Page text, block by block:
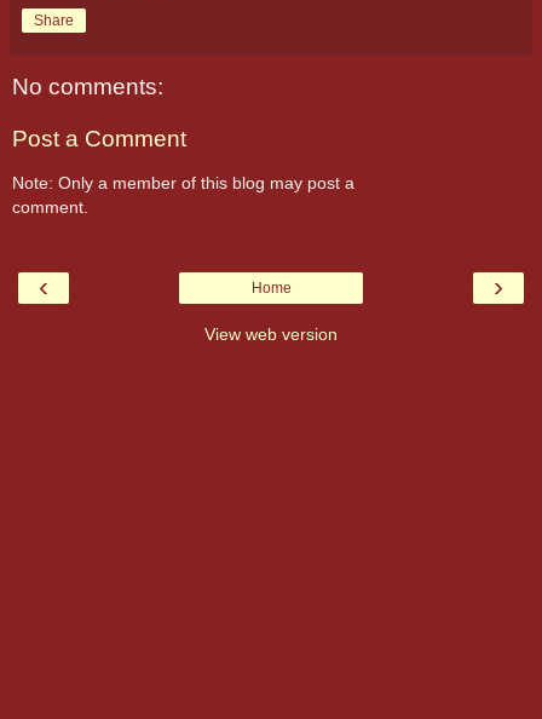
Share
No comments:
Post a Comment
Note: Only a member of this blog may post a
comment.
‹ ›
Home
View web version